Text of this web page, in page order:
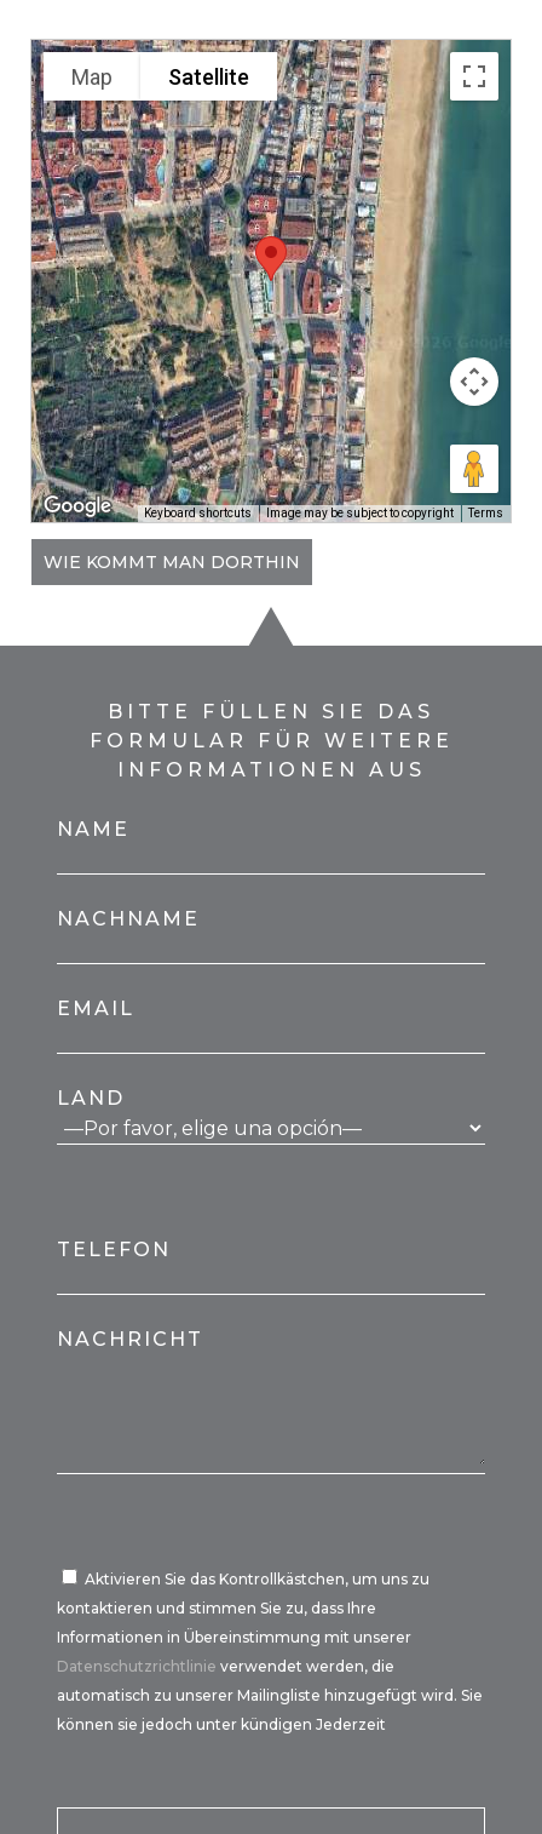
Map Satellite
Keyboard shortcuts Image may be subject to copyright Terms
WIE KOMMT MAN DORTHIN
BITTE FÜLLEN SIE DAS
FORMULAR FÜR WEITERE
INFORMATIONEN AUS
NAME
NACHNAME
EMAIL
LAND
TELEFON
NACHRICHT
Aktivieren Sie das Kontrollkästchen, um uns zu
kontaktieren und stimmen Sie zu, dass Ihre
Informationen in Übereinstimmung mit unserer
Datenschutzrichtlinieverwendet werden, die
automatisch zu unserer Mailingliste hinzugefügt wird. Sie
können sie jedoch unter kündigen Jederzeit